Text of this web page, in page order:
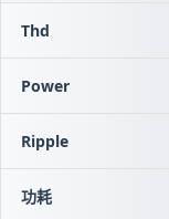
Thd
Power
Ripple
功耗